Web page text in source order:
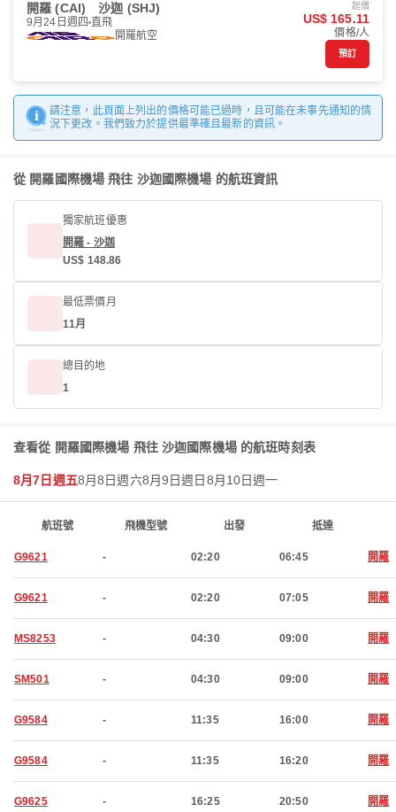
開羅 (CAI) 沙迦 (SHJ)
9月24日週四 直飛
開羅航空
起價
US$ 165.11
價格/人
預訂
請注意，此頁面上列出的價格可能已過時，且可能在未事先通知的情
況下更改。我們致力於提供最準確且最新的資訊。
從 開羅國際機場 飛往 沙迦國際機場 的航班資訊
獨家航班優惠
開羅 - 沙迦
US$ 148.86
最低票價月
11月
總目的地
1
查看從 開羅國際機場 飛往 沙迦國際機場 的航班時刻表
8月7日週五8月8日週六8月9日週日 8月10日週一
航班號 飛機型號 出發 抵達
G9621 - 02:20 06:45 開羅
G9621 - 02:20 07:05 開羅
MS8253 - 04:30 09:00 開羅
SM501 - 04:30 09:00 開羅
G9584 - 11:35 16:00 開羅
G9584 - 11:35 16:20 開羅
G9625 - 16:25 20:50 開羅